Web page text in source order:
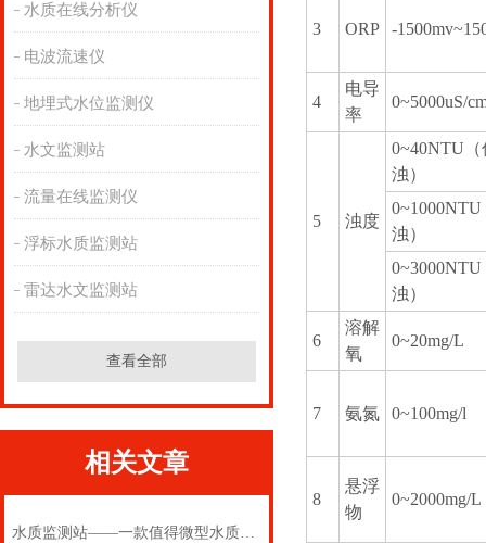
水质在线分析仪
电波流速仪
地埋式水位监测仪
水文监测站
流量在线监测仪
浮标水质监测站
雷达水文监测站
查看全部
相关文章
水质监测站——一款值得微型水质监测站2024(万象推送)
3 ORP -
4
电导
率
0~5000uS/
5 浊度
0~40NTU（
浊）
浊）
浊）
6
溶解
氧
0~20mg/L
7 氨氮 0~100mg/l
8
悬浮
物
0~2000mg/L